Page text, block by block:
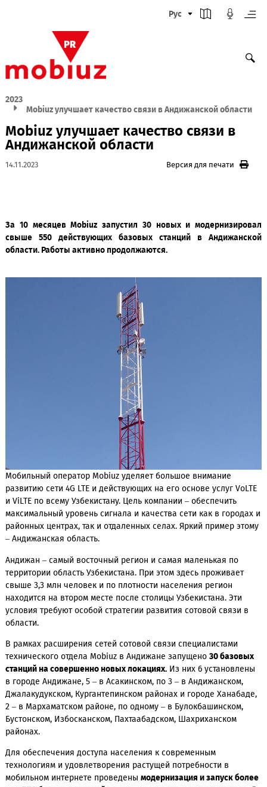
Рус
2023
Mobiuz улучшает качество связи в
Андижанской области
За 10 месяцев Mobiuz запустил 30 новых и
области. Работы активно продолжаются.
Мобильный оператор Mobiuz уделяет большое внимание
развитию сети 4G LTE и действующих на его основе услуг
и ViLTE по всему Узбекистану. Цель компании – обеспечить
максимальный уровень сигнала и качества сети как в
районных центрах, так и отдаленных селах. Яркий пример
– Андижанская область.
Андижан – самый восточный регион и самая маленькая по
свыше 3,3 млн человек и по плотности населения регион
находится на втором месте после столицы Узбекистана.
условия требуют особой стратегии развития сотовой
области.
В рамках расширения сетей сотовой связи специалистами
технического отдела Mobiuz в Андижане запущено
в городе Андижане, 5 – в Асакинском, по 3 – в
Джалакудукском, Кургантепинском районах и городе